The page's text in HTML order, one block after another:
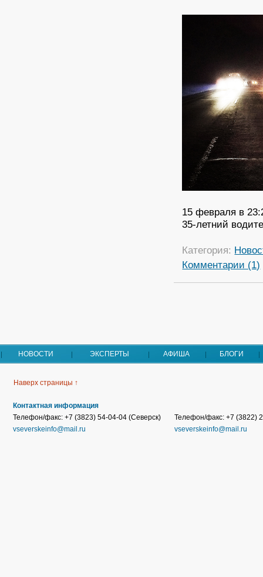
15 февраля в
35-летний
Категория:
Комментарии (1)
НОВОСТИ ЭКСПЕРТЫ АФИША БЛОГИ
Наверх страницы ↑
Контактная информация
Телефон/факс: +7 (3823) 54-04-04 (Северск)
vseverskeinfo@mail.ru
Телефон/факс: +7 (3822)
vseverskeinfo@mail.ru